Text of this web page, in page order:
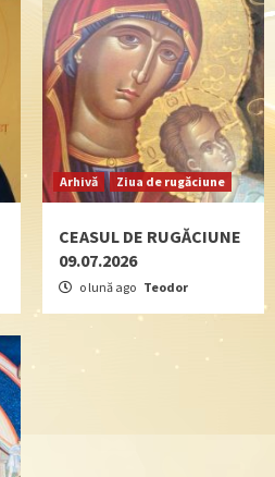
Arhivă Ziua de rugăciune
CEASUL DE RUGĂCIUNE
09.07.2026
o lună ago Teodor